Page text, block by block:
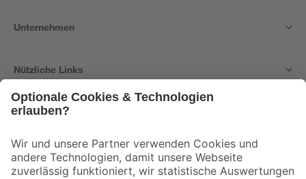
Unternehmen
Nützliche Links
Der toom Newsletter: Keine Angebote und Aktionen mehr verpassen!
Zur Newsletter Anmeldung